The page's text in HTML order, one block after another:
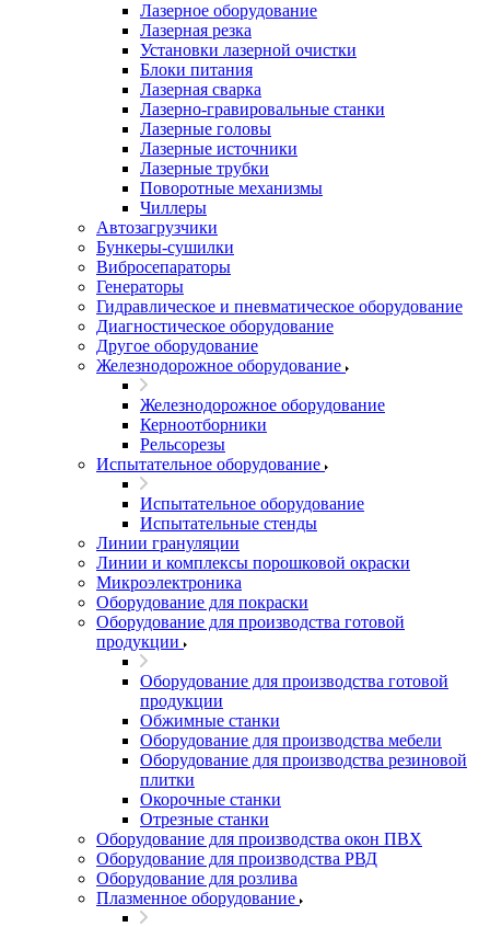
Лазерное оборудование
Лазерная резка
Установки лазерной очистки
Блоки питания
Лазерная сварка
Лазерно-гравировальные станки
Лазерные головы
Лазерные источники
Лазерные трубки
Поворотные механизмы
Чиллеры
Автозагрузчики
Бункеры-сушилки
Вибросепараторы
Генераторы
Гидравлическое и пневматическое оборудование
Диагностическое оборудование
Другое оборудование
Железнодорожное оборудование
Железнодорожное оборудование
Керноотборники
Рельсорезы
Испытательное оборудование
Испытательное оборудование
Испытательные стенды
Линии грануляции
Линии и комплексы порошковой окраски
Микроэлектроника
Оборудование для покраски
Оборудование для производства готовой
продукции
Оборудование для производства готовой
продукции
Обжимные станки
Оборудование для производства мебели
Оборудование для производства резиновой
плитки
Окорочные станки
Отрезные станки
Оборудование для производства окон ПВХ
Оборудование для производства РВД
Оборудование для розлива
Плазменное оборудование